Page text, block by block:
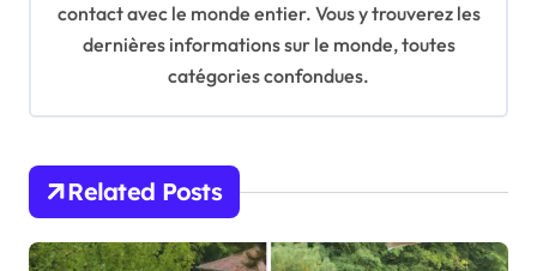
i
contact avec le monde entier. Vous y trouverez les
dernières informations sur le monde, toutes
catégories confondues.
Related Posts